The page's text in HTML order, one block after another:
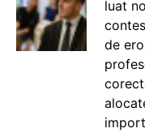
luat
de